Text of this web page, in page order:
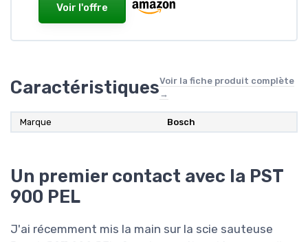
Voir l'offre
CaractéristiquesVoir la fiche produit complète
→
Marque Bosch
Un premier contact avec la PST
900 PEL
J'ai récemment mis la main sur la scie sauteuse